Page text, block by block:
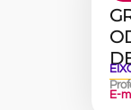
E-